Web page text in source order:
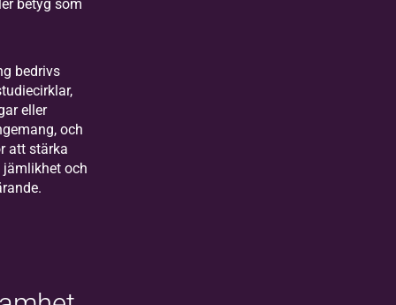
betyg som
bedrivs
eller
och
att stärka
jämlikhet och